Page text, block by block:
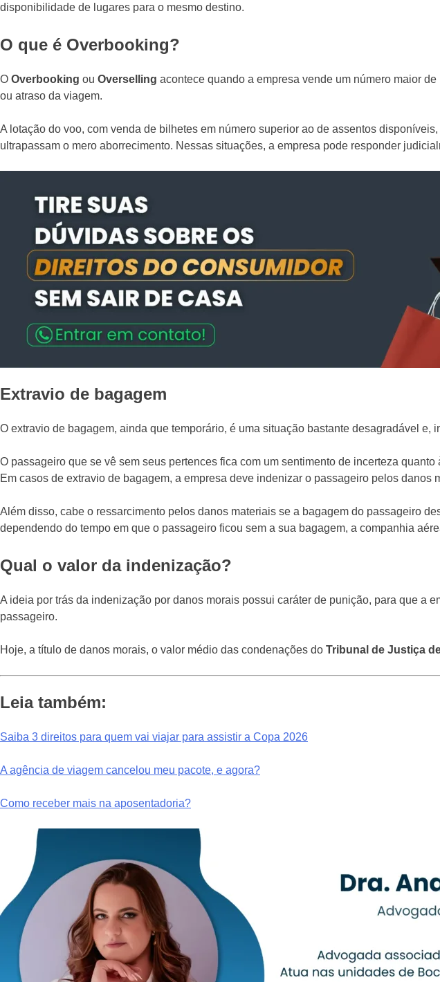
disponibilidade de lugares para o mesmo destino.
O que é Overbooking?
O Overbooking ou Overselling acontece quando a empresa vende um número maior
ou atraso da viagem.
A lotação do voo, com venda de bilhetes em número superior ao de assentos
ultrapassam o mero aborrecimento. Nessas situações, a empresa pode responder
Extravio de bagagem
O extravio de bagagem, ainda que temporário, é uma situação bastante desagradável e,
O passageiro que se vê sem seus pertences fica com um sentimento de incerteza
Em casos de extravio de bagagem, a empresa deve indenizar o passageiro pelos danos
Além disso, cabe o ressarcimento pelos danos materiais se a bagagem do passageiro
dependendo do tempo em que o passageiro ficou sem a sua bagagem, a companhia
Qual o valor da indenização?
A ideia por trás da indenização por danos morais possui caráter de punição, para que a
passageiro.
Hoje, a título de danos morais, o valor médio das condenações do Tribunal de Justiça
Leia também:
Saiba 3 direitos para quem vai viajar para assistir a Copa 2026
A agência de viagem cancelou meu pacote, e agora?
Como receber mais na aposentadoria?